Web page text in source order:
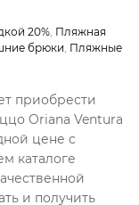
20% Пляжная
брюки Пляжные
приобрести
Oriana Ventura
цене с
каталоге
и получить